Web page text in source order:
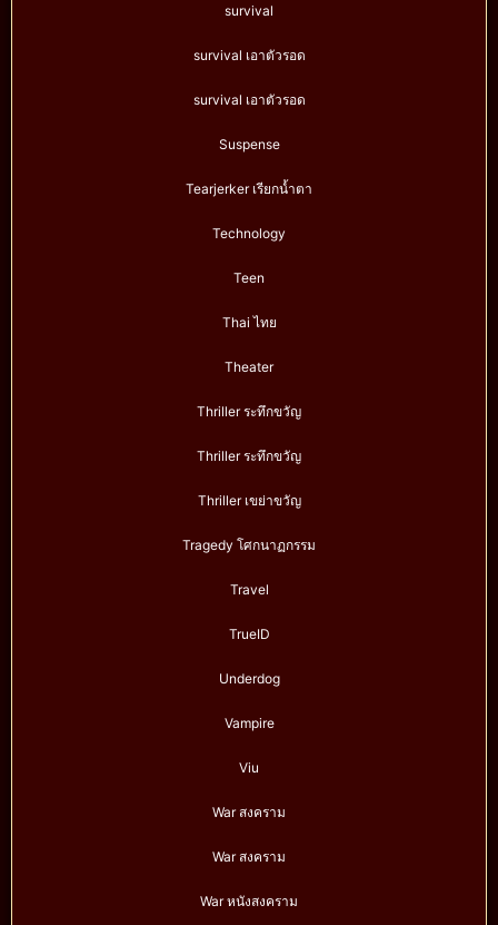
survival
survival เอาตัวรอด
survival เอาตัวรอด
Suspense
Tearjerker เรียกน้ำตา
Technology
Teen
Thai ไทย
Theater
Thriller ระทึกขวัญ
Thriller ระทึกขวัญ
Thriller เขย่าขวัญ
Tragedy โศกนาฏกรรม
Travel
TrueID
Underdog
Vampire
Viu
War สงคราม
War สงคราม
War หนังสงคราม